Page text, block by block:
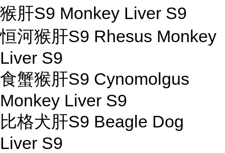
猴肝S9 Monkey Liver S9
恒河猴肝S9 Rhesus Monkey
Liver S9
食蟹猴肝S9 Cynomolgus
Monkey Liver S9
比格犬肝S9 Beagle Dog
Liver S9